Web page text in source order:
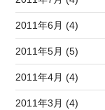
2011年6月 (4)
2011年5月 (5)
2011年4月 (4)
2011年3月 (4)